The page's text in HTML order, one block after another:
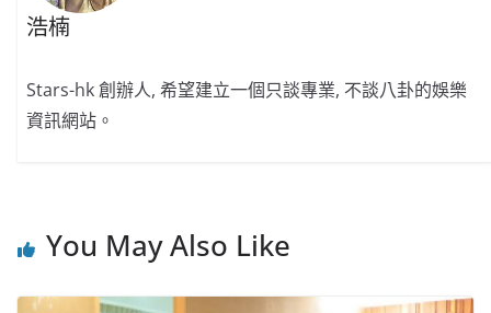
浩楠
Stars-hk 創辦人, 希望建立一個只談專業, 不談八卦的娛樂
資訊網站。
You May Also Like